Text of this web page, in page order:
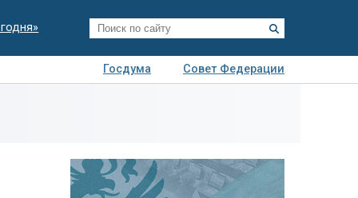
Госдума
Совет Федерации